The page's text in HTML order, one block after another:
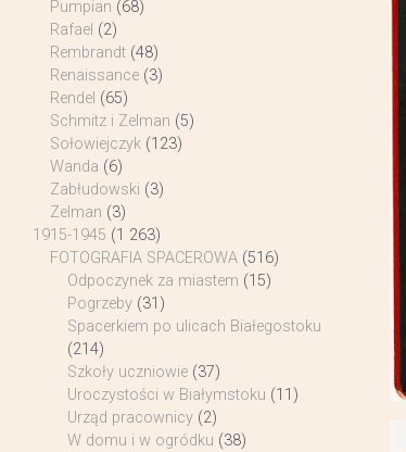
Pumpian (68)
Rafael (2)
Rembrandt (48)
Renaissance (3)
Rendel (65)
Schmitz i Zelman (5)
Sołowiejczyk (123)
Wanda (6)
Zabłudowski (3)
Zelman (3)
1915-1945 (1 263)
FOTOGRAFIA SPACEROWA (516)
Odpoczynek za miastem (15)
Pogrzeby (31)
Spacerkiem po ulicach Białegostoku
(214)
Szkoły uczniowie (37)
Uroczystości w Białymstoku (11)
Urząd pracownicy (2)
W domu i w ogródku (38)